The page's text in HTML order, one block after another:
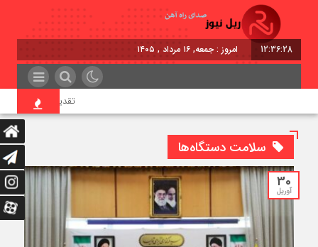
12:36:28 امروز : جمعه, ۱۶ مرداد , ۱۴۰۵
تقدیر معاون اول
سلامت دستگاه‌ها
30
آوریل